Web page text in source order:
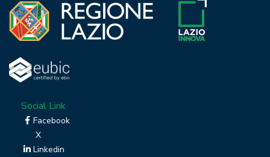
Social Link
Facebook
X
Linkedin